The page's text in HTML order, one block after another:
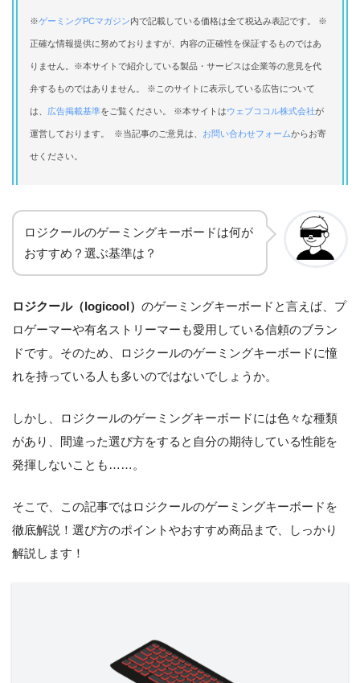
※ゲーミングPCマガジン内で記載している価格は全て税込み表記です。 ※
正確な情報提供に努めておりますが、内容の正確性を保証するものではあ
りません。※本サイトで紹介している製品・サービスは企業等の意見を代
弁するものではありません。 ※このサイトに表示している広告について
は、 広告掲載基準をご覧ください。 ※本サイトはウェブココル株式会社が
運営しております。 ※当記事のご意見は、 お問い合わせフォームからお寄
せください。
ロジクールのゲーミングキーボードは何が
おすすめ？選ぶ基準は？
ロジクール（logicool） のゲーミングキーボードと言えば、プ
ロゲーマーや有名ストリーマーも愛用している信頼のブラン
ドです。そのため、ロジクールのゲーミングキーボードに憧
れを持っている人も多いのではないでしょうか。
しかし、ロジクールのゲーミングキーボードには色々な種類
があり、間違った選び方をすると自分の期待している性能を
発揮しないことも……。
そこで、この記事ではロジクールのゲーミングキーボードを
徹底解説！選び方のポイントやおすすめ商品まで、しっかり
解説します！